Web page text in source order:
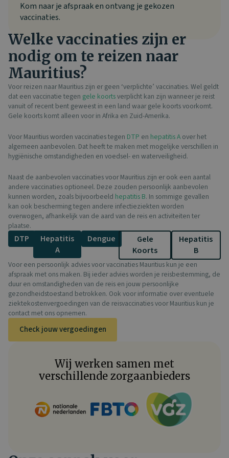
Kom naar je afspraak en ontvang je gekozen
vaccinaties.
Welke vaccinaties zijn er
nodig om te reizen naar
Mauritius?
Voor reizen naar Mauritius zijn er geen ‘verplichte’ vaccinaties. Wel geldt
dat een vaccinatie tegen gele koortsverplicht kan zijn wanneer je reist
vanuit of recent bent geweest in een land waar gele koorts voorkomt.
Gele koorts komt alleen voor in Afrika en Zuid-Amerika.
Voor Mauritius worden vaccinaties tegen DTP en hepatitis A over het
algemeen aanbevolen. Dat heeft te maken met mogelijke verschillen in
hygiënische omstandigheden en voedsel- en waterveiligheid.
Naast de aanbevolen vaccinaties voor Mauritius zijn er ook een aantal
andere vaccinaties optioneel. Deze zouden persoonlijk aanbevolen
kunnen worden, zoals bijvoorbeeld hepatitis B. In sommige gevallen
kan ook bescherming tegen andere infectieziekten worden
overwogen, afhankelijk van de aard van de reis en activiteiten ter
plaatse.
DTP
Hepatitis
A
Dengue
Gele
Koorts
Hepatitis
B
Voor een persoonlijk advies voor vaccinaties Mauritius kun je een
afspraak met ons maken. Bij ieder advies worden je reisbestemming, de
duur en omstandigheden van de reis en jouw persoonlijke
gezondheidstoestand betrokken. Ook voor informatie over eventuele
ziektekostenvergoedingen van de reisvaccinaties voor Mauritius kun je
contact met ons opnemen.
Check jouw vergoedingen
Wij werken samen met
verschillende zorgaanbieders